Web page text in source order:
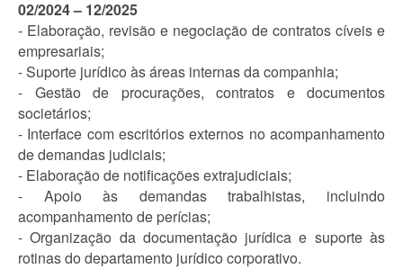
02/2024 – 12/2025
- Elaboração, revisão e negociação de contratos cíveis e
empresariais;
- Suporte jurídico às áreas internas da companhia;
- Gestão de procurações, contratos e documentos
societários;
- Interface com escritórios externos no acompanhamento
de demandas judiciais;
- Elaboração de notificações extrajudiciais;
- Apoio às demandas trabalhistas, incluindo
acompanhamento de perícias;
- Organização da documentação jurídica e suporte às
rotinas do departamento jurídico corporativo.